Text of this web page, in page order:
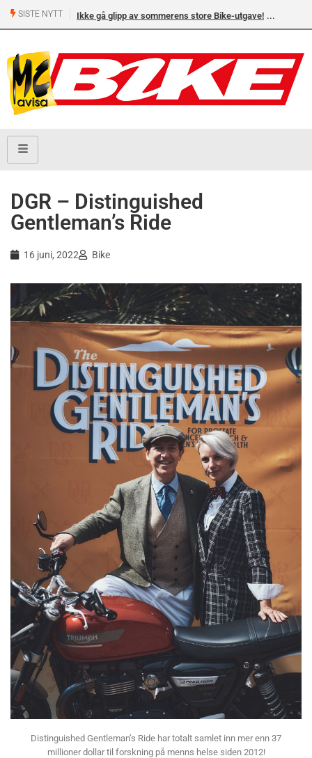
SISTE NYTT Ikke gå glipp av sommerens store Bike-utgave!
DGR – Distinguished
Gentleman’s Ride
16 juni, 2022 Bike
Distinguished Gentleman’s Ride har totalt samlet inn mer enn 37
millioner dollar til forskning på menns helse siden 2012!